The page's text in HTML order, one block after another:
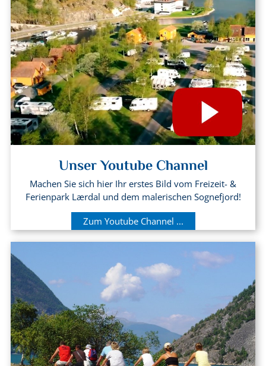
Unser Youtube Channel
Machen Sie sich hier Ihr erstes Bild vom Freizeit- &
Ferienpark Lærdal und dem malerischen Sognefjord!
Zum Youtube Channel ...